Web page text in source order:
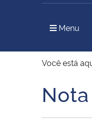
Ministério do
Menu
Você está
Início do